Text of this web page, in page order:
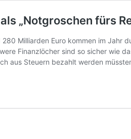
„Notgroschen fürs
Milliarden Euro kommen im
Finanzlöcher sind so sicher wie
aus Steuern bezahlt werden